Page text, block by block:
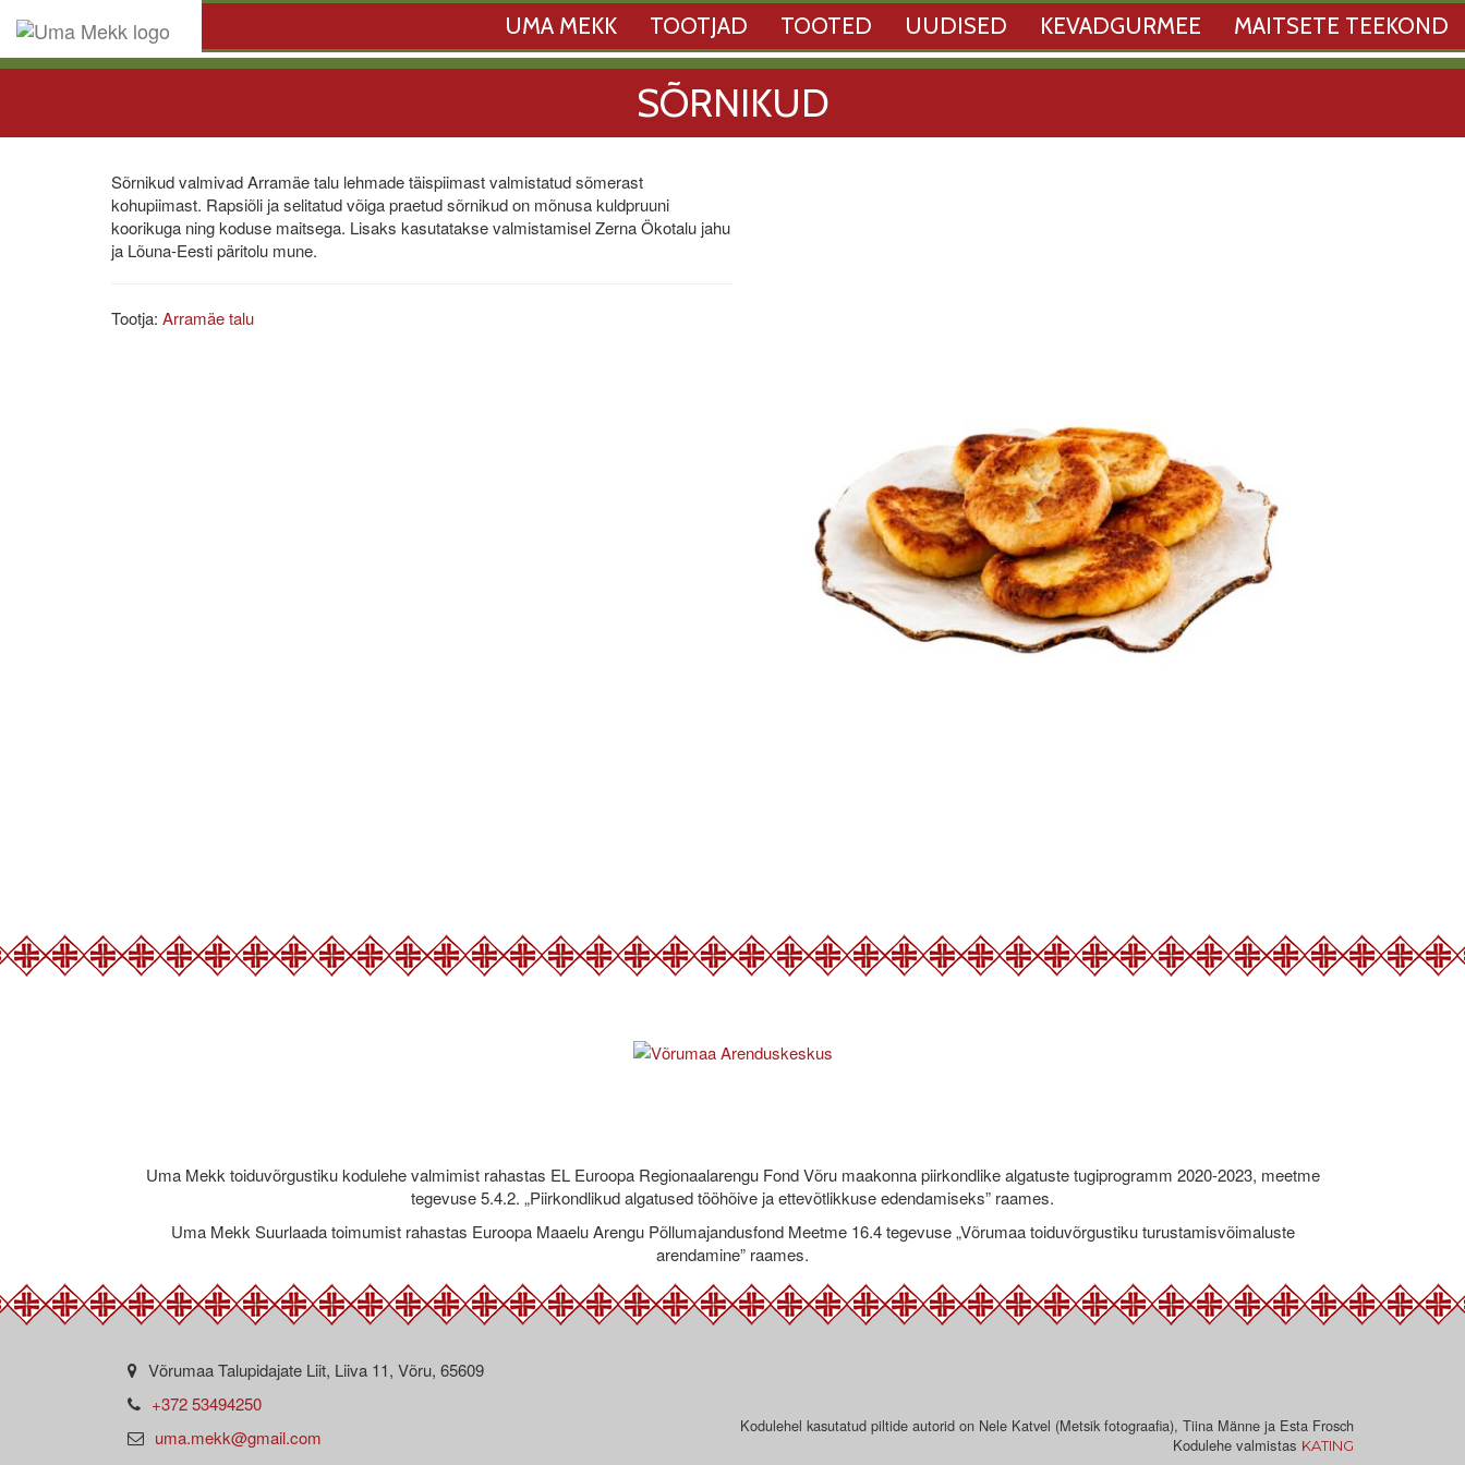
UMA MEKK TOOTJAD TOOTED UUDISED KEVADGURMEE MAITSETE TEEKOND
SÕRNIKUD
Sõrnikud valmivad Arramäe talu lehmade täispiimast valmistatud sõmerast
kohupiimast. Rapsiõli ja selitatud võiga praetud sõrnikud on mõnusa kuldpruuni
koorikuga ning koduse maitsega. Lisaks kasutatakse valmistamisel Zerna Ökotalu jahu
ja Lõuna-Eesti päritolu mune.
Tootja: Arramäe talu
Uma Mekk toiduvõrgustiku kodulehe valmimist rahastas EL Euroopa Regionaalarengu Fond Võru maakonna piirkondlike algatuste tugiprogramm 2020-2023, meetme
tegevuse 5.4.2. „Piirkondlikud algatused tööhõive ja ettevõtlikkuse edendamiseks” raames.
Uma Mekk Suurlaada toimumist rahastas Euroopa Maaelu Arengu Põllumajandusfond Meetme 16.4 tegevuse „Võrumaa toiduvõrgustiku turustamisvõimaluste
arendamine” raames.
Võrumaa Talupidajate Liit, Liiva 11, Võru, 65609
+372 53494250
uma.mekk@gmail.com
Kodulehel kasutatud piltide autorid on Nele Katvel (Metsik fotograafia), Tiina Männe ja Esta Frosch
Kodulehe valmistas KATING